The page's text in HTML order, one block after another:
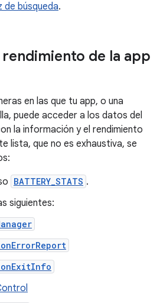
de búsqueda.
de la app
en las que tu app, o una
puede acceder a los datos del
la información y el rendimiento
lista, que no es exhaustiva, se
BATTERY_STATS .
siguientes: